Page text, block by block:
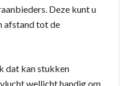
Deze kunt u
afstand tot de
dat kan stukken
wellicht handig om